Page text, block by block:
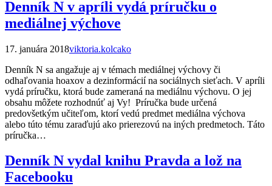
Denník N v apríli vydá príručku o
mediálnej výchove
17. januára 2018viktoria.kolcako
Denník N sa angažuje aj v témach mediálnej výchovy či
odhaľovania hoaxov a dezinformácií na sociálnych sieťach. V apríli
vydá príručku, ktorá bude zameraná na mediálnu výchovu. O jej
obsahu môžete rozhodnúť aj Vy! Príručka bude určená
predovšetkým učiteľom, ktorí vedú predmet mediálna výchova
alebo túto tému zaraďujú ako prierezovú na iných predmetoch. Táto
príručka…
Denník N vydal knihu Pravda a lož na
Facebooku